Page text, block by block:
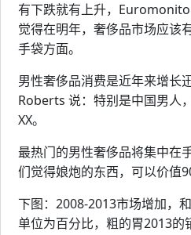
有下跌就有上升，
觉得在明年，奢侈品市场应该
手袋方面。
男性奢侈品消费是近年来增长
Roberts 说：特别是中国男人
XX。
最热门的男性奢侈品将集中在
们觉得娘炮的东西，可以价值
下图：2008-2013市场增加，
单位为百分比，粗的胃2013的